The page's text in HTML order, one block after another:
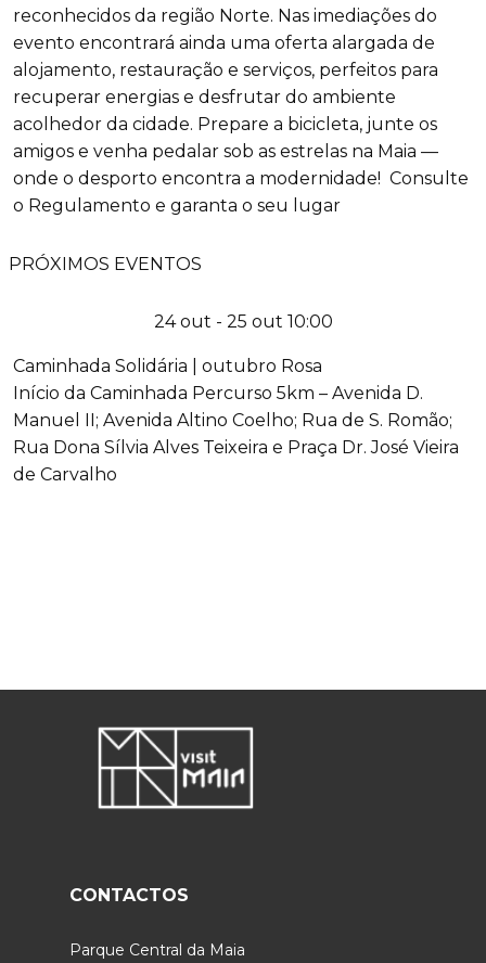
reconhecidos da região Norte. Nas imediações do
evento encontrará ainda uma oferta alargada de
alojamento, restauração e serviços, perfeitos para
recuperar energias e desfrutar do ambiente
acolhedor da cidade. Prepare a bicicleta, junte os
amigos e venha pedalar sob as estrelas na Maia —
onde o desporto encontra a modernidade! Consulte
o Regulamento e garanta o seu lugar
PRÓXIMOS EVENTOS
24 out - 25 out 10:00
Caminhada Solidária | outubro Rosa
Início da Caminhada Percurso 5km – Avenida D.
Manuel II; Avenida Altino Coelho; Rua de S. Romão;
Rua Dona Sílvia Alves Teixeira e Praça Dr. José Vieira
de Carvalho
CONTACTOS
Parque Central da Maia